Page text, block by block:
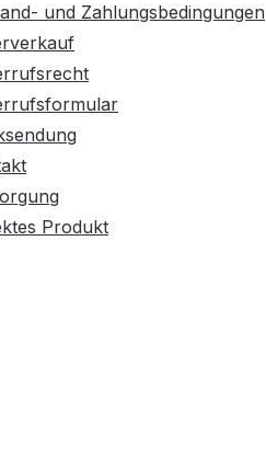
und Zahlungsbedingungen
Produkt